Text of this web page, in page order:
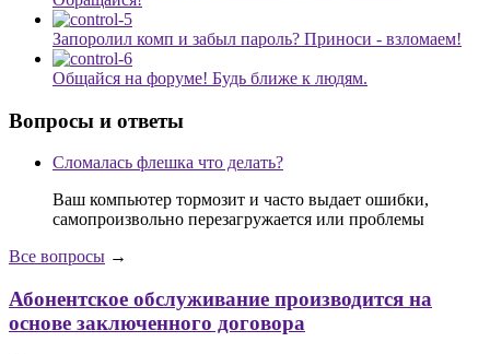
Запоролил комп и забыл пароль? Приноси - взломаем!
Общайся на форуме! Будь ближе к людям.
Вопросы и ответы
Сломалась флешка что делать?
Ваш компьютер тормозит и часто выдает ошибки,
самопроизвольно перезагружается или проблемы
Все вопросы →
Абонентское обслуживание производится на
основе заключенного договора